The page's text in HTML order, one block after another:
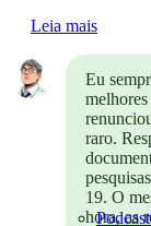
Leia mais
Eu
raro.
19. O
hora, as